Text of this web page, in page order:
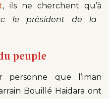
, ils ne cherchent qu’à
le président de la
peuple
que l’iman
Bouillé Haidara ont